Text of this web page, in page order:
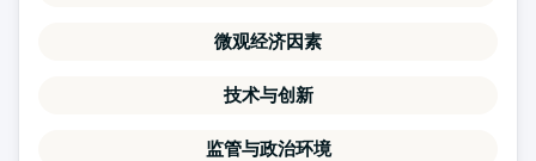
微观经济因素
技术与创新
监管与政治环境